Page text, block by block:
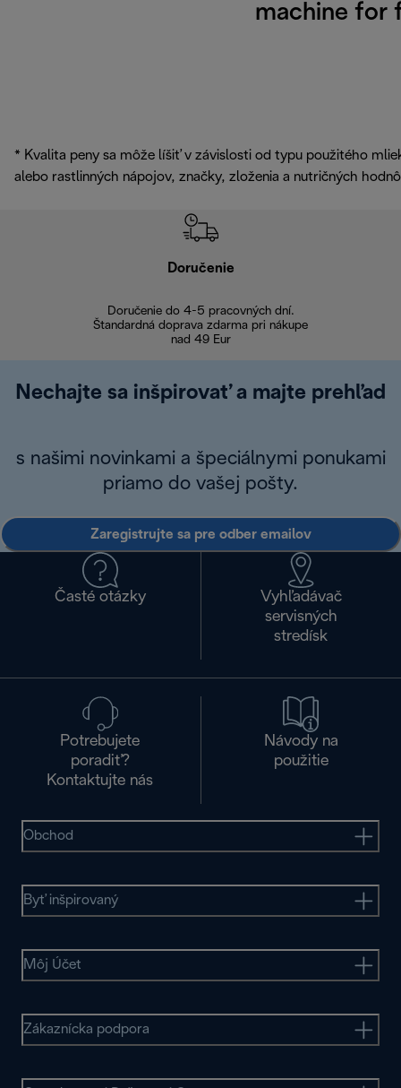
machine for
* Kvalita peny sa môže líšiť v závislosti od typu použitého
alebo rastlinných nápojov, značky, zloženia a nutričných
Doručenie
Doručenie do 4-5 pracovných dní.
Štandardná doprava zdarma pri nákupe
nad 49 Eur
Nechajte sa inšpirovať a majte prehľad
s našimi novinkami a špeciálnymi ponukami
priamo do vašej pošty.
Zaregistrujte sa pre odber emailov
Časté otázky
Vyhľadávač
servisných
stredísk
Potrebujete
poradiť?
Kontaktujte nás
Návody na
použitie
Obchod
Byť inšpirovaný
Môj Účet
Zákaznícka podpora